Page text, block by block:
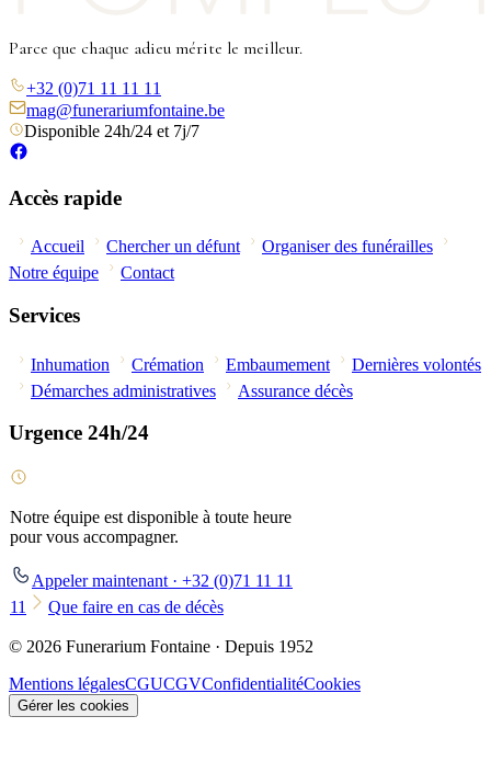
Parce que chaque adieu mérite le meilleur.
+32 (0)71 11 11 11
mag@funerariumfontaine.be
Disponible 24h/24 et 7j/7
Accès rapide
Accueil Chercher un défunt
Organiser des funérailles
Notre équipe
Contact
Services
Inhumation Crémation Embaumement
Dernières volontés
Démarches administratives
Assurance décès
Urgence 24h/24
Notre équipe est disponible à toute heure
pour vous accompagner.
Appeler maintenant · +32 (0)71 11 11
11
Que faire en cas de décès
© 2026 Funerarium Fontaine · Depuis 1952
Mentions légalesCGUCGVConfidentialitéCookies
Gérer les cookies